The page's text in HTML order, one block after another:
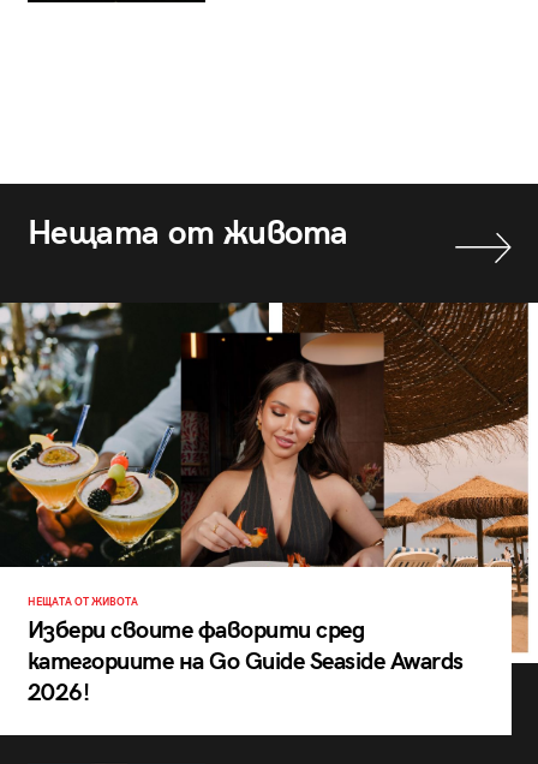
Нещата от живота
НЕЩАТА ОТ ЖИВОТА
Избери своите фаворити сред
категориите на Go Guide Seaside Awards
2026!